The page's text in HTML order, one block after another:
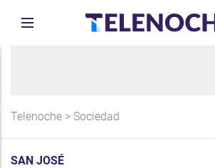
Telenoche > Sociedad
SAN JOSÉ